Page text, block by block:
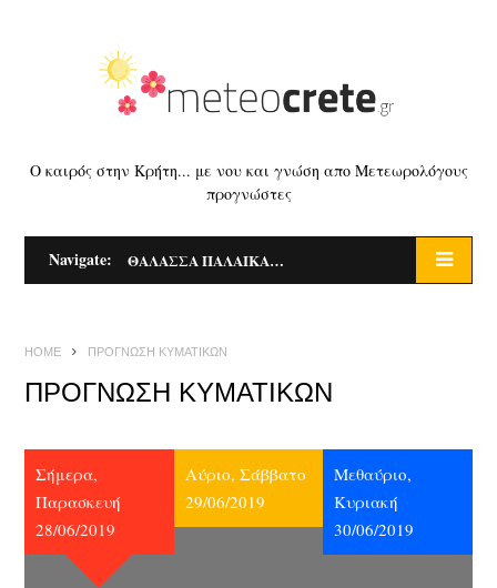
Ο καιρός στην Κρήτη... με νου και γνώση απο Μετεωρολόγους
προγνώστες
Navigate: ΘΑΛΑΣΣΑ ΠΑΛΑΙΚΑΣΤΡΟΥ ΖΑΚΡΟΥ
HOME ΠΡΟΓΝΩΣΗ ΚΥΜΑΤΙΚΩΝ
ΠΡΟΓΝΩΣΗ ΚΥΜΑΤΙΚΩΝ
Σήμερα,
Παρασκευή
28/06/2019
Αύριο, Σάββατο
29/06/2019
Μεθαύριο,
Κυριακή
30/06/2019